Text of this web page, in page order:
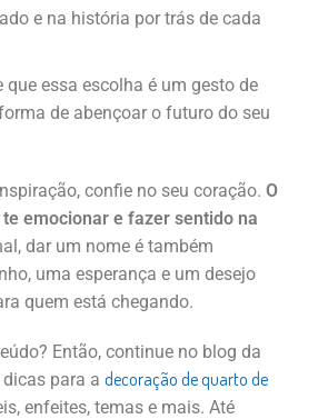
e na história por trás de cada
que essa escolha é um gesto de
de abençoar o futuro do seu
confie no seu coração. O
emocionar e fazer sentido na
dar um nome é também
uma esperança e um desejo
quem está chegando.
Então, continue no blog da
para a decoração de quarto de
enfeites, temas e mais. Até